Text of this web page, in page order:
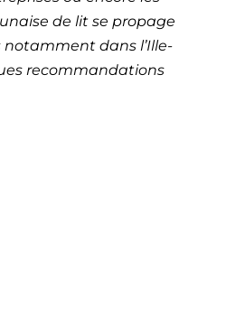
de lit se propage
dans l’Ille-
recommandations